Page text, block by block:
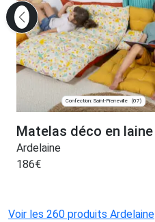
Confection: Saint-Pierreville (07)
Matelas déco en laine
Ardelaine
186€
Voir les 260 produits Ardelaine